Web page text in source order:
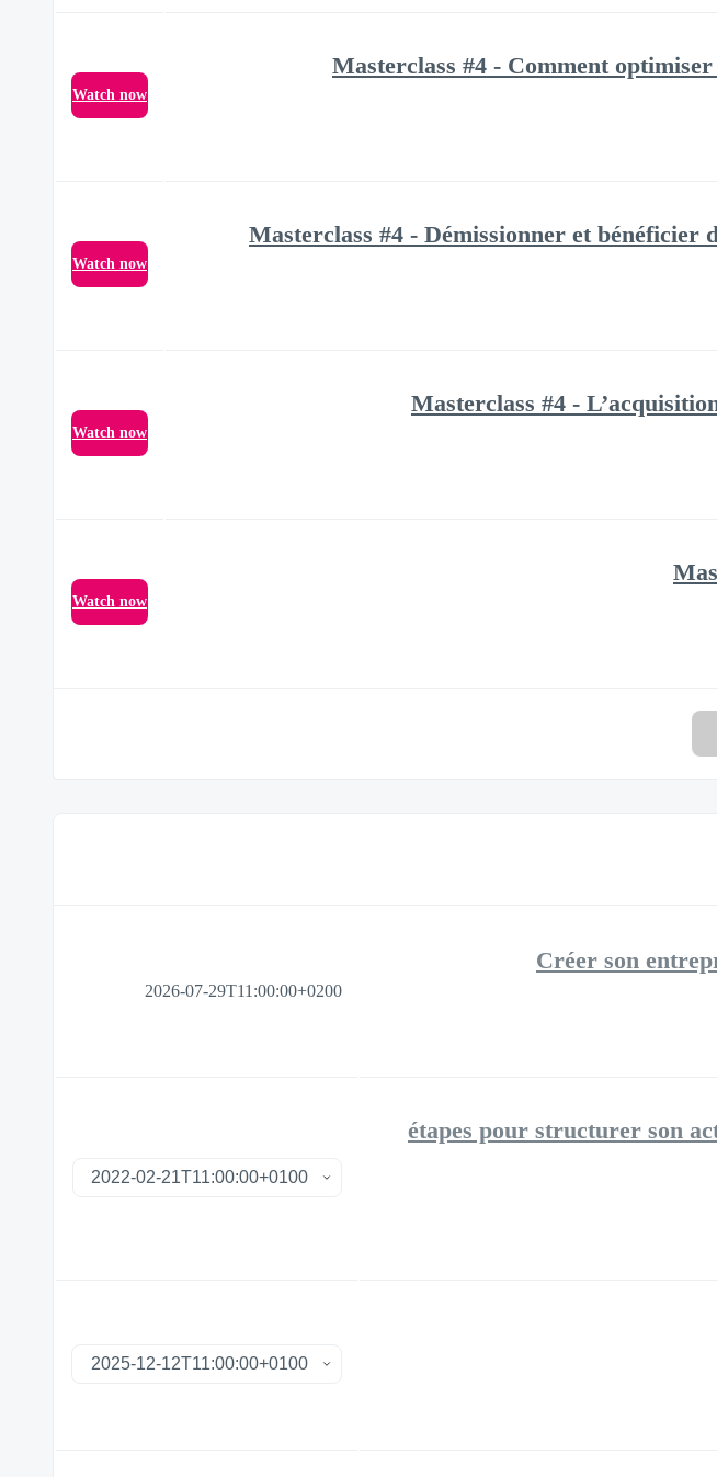
Masterclass #4 - Comment
Watch now
Masterclass #4 - Démissionner et
Watch now
Masterclass #4 -
Watch now
Watch now
Créer son
2026-07-29T11:00:00+0200
🚀 5 étapes pour structurer